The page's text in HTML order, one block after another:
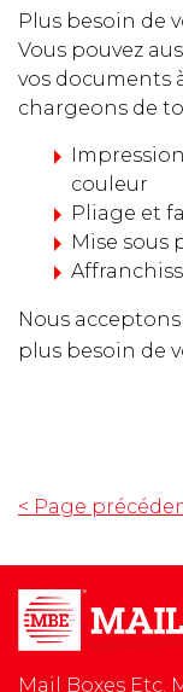
Plus besoin de
Vous pouvez
vos documents
chargeons de
couleur
Pliage et
Mise sous
Nous
plus besoin de
< Page
Mail Boxes Etc.